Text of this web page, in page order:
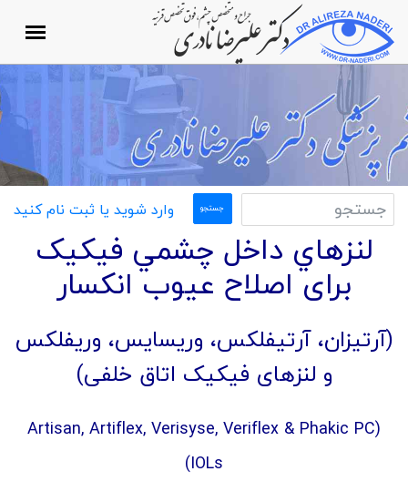
وارد شوید یا ثبت نام کنید
لنزهاي داخل چشمي فیکیک
برای اصلاح عيوب انکسار
(آرتیزان، آرتیفلکس، وریسایس، وریفلکس
و لنزهای فیکیک اتاق خلفی)
(Artisan, Artiflex, Verisyse, Veriflex & Phakic PC
IOLs
)